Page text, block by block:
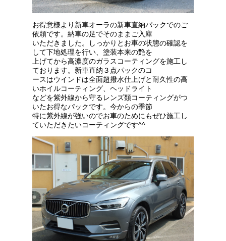
お得意様より新車オーラの新車直納パックでのご
依頼です。納車の足でそのままご入庫
いただきました。しっかりとお車の状態の確認を
して下地処理を行い、塗装本来の艶を
上げてから高濃度のガラスコーティングを施工し
ております。新車直納３点パックのコ
ースはウインドは全面超撥水仕上げと耐久性の高
いホイルコーティング、ヘッドライト
などを紫外線から守るレンズ類コーティングがつ
いたお得なパックです。今からの季節
特に紫外線が強いのでお車のためにもぜひ施工し
ていただきたいコーティングです^^